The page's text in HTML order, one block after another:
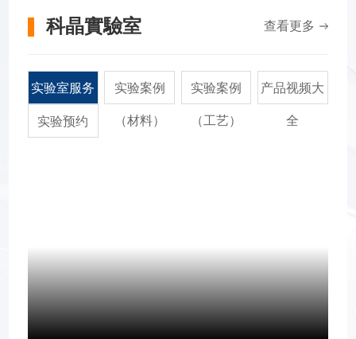
科晶實驗室 查看更多
实验室服务 实验案例
（材料）
实验案例
（工艺）
产品视频大
全
实验预约